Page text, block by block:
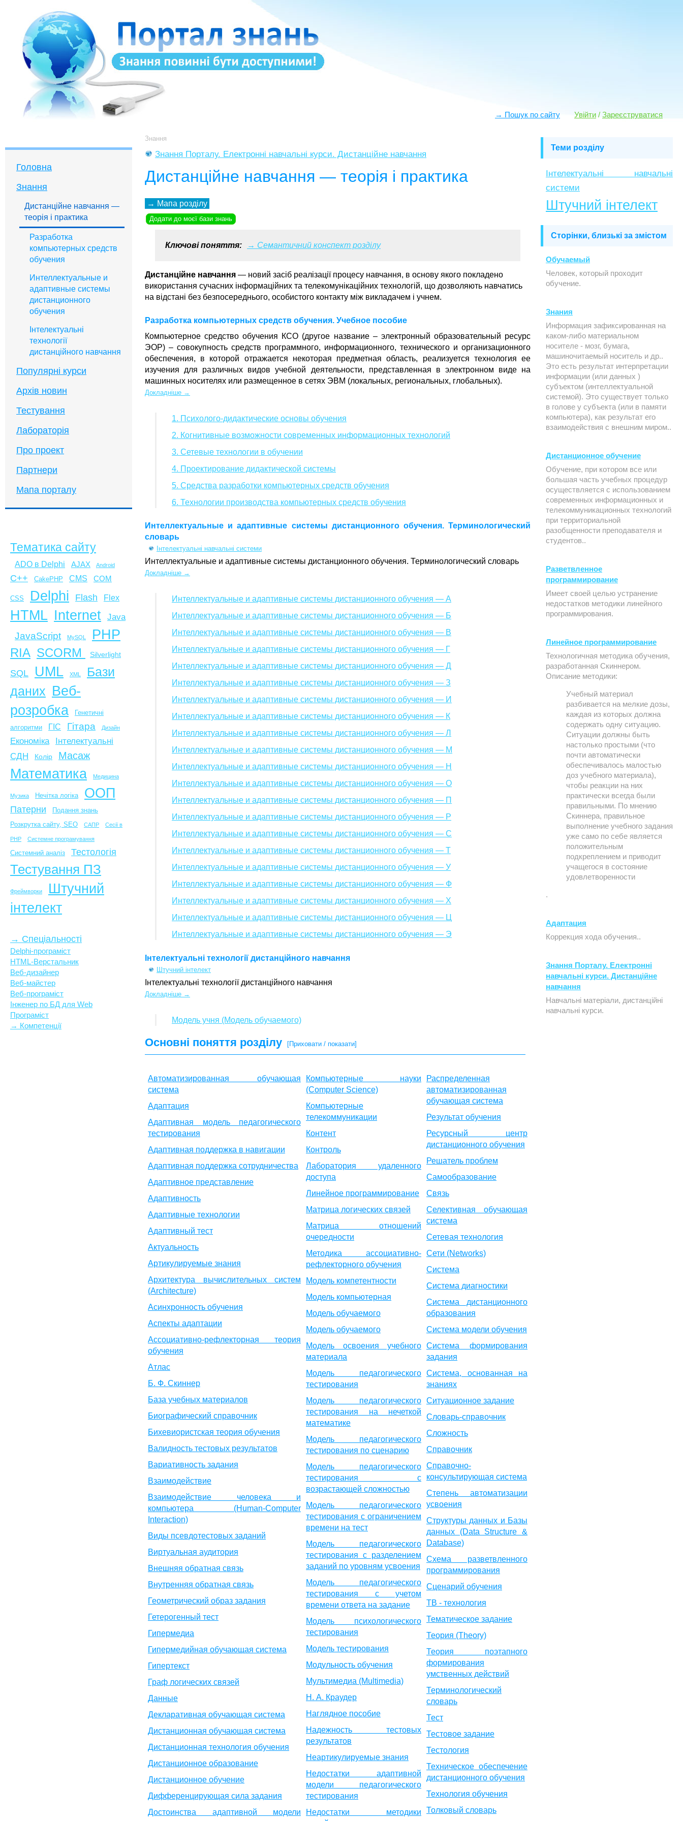
→ Пошук по сайту Увійти / Зареєструватися
Головна
Знання
Дистанційне навчання —
теорія і практика
Разработка
компьютерных средств
обучения
Интеллектуальные и
адаптивные системы
дистанционного
обучения
Інтелектуальні
технології
дистанційного навчання
Популярні курси
Архів новин
Тестування
Лабораторія
Про проект
Партнери
Мапа порталу
Тематика сайту
ADO в Delphi AJAX Android
C++ CakePHP CMS COM
CSS Delphi Flash Flex
HTML Internet Java
JavaScript MySQL PHP
RIA SCORM Silverlight
SQL UML XML
Бази
даних Веб-
розробка
Генетичні
алгоритми
ГІС Гітара Дизайн
Економіка
Інтелектуальні
СДН
Колір Масаж
Математика Медицина
Музика Нечітка логіка ООП
Патерни
Подання знань
Розкрутка сайту, SEO
САПР Сесії в
PHP Системне програмування
Системний аналіз Тестологія
Тестування ПЗ
Фреймворки
Штучний
інтелект
→ Спеціальності
Delphi-програміст
HTML-Верстальник
Веб-дизайнер
Веб-майстер
Веб-програміст
Інженер по БД для Web
Програміст
→ Компетенції
Знання
Знання Порталу. Електронні навчальні курси. Дистанційне навчання
Дистанційне навчання — теорія і практика
→ Мапа розділу
Додати до моєї бази знань
Ключові поняття: → Семантичний конспект розділу
Дистанційне навчання — новий засіб реалізації процесу навчання, в основу якого покладено
використання сучасних інформаційних та телекомунікаційних технологій, що дозволяють навчатись
на відстані без безпосереднього, особистого контакту між викладачем і учнем.
Разработка компьютерных средств обучения. Учебное пособие
Компьютерное средство обучения КСО (другое название – электронный образовательный ресурс
ЭОР) – совокупность средств программного, информационного, технического и организационного
обеспечения, в которой отражается некоторая предметная область, реализуется технология ее
изучения для различных видов учебной деятельности, представленная в электронном виде на
машинных носителях или размещенное в сетях ЭВМ (локальных, региональных, глобальных).
Докладніше →
1. Психолого-дидактические основы обучения
2. Когнитивные возможности современных информационных технологий
3. Сетевые технологии в обучении
4. Проектирование дидактической системы
5. Средства разработки компьютерных средств обучения
6. Технологии производства компьютерных средств обучения
Интеллектуальные и адаптивные системы дистанционного обучения. Терминологический
словарь
Інтелектуальні навчальні системи
Интеллектуальные и адаптивные системы дистанционного обучения. Терминологический словарь
Докладніше →
Интеллектуальные и адаптивные системы дистанционного обучения — А
Интеллектуальные и адаптивные системы дистанционного обучения — Б
Интеллектуальные и адаптивные системы дистанционного обучения — В
Интеллектуальные и адаптивные системы дистанционного обучения — Г
Интеллектуальные и адаптивные системы дистанционного обучения — Д
Интеллектуальные и адаптивные системы дистанционного обучения — З
Интеллектуальные и адаптивные системы дистанционного обучения — И
Интеллектуальные и адаптивные системы дистанционного обучения — К
Интеллектуальные и адаптивные системы дистанционного обучения — Л
Интеллектуальные и адаптивные системы дистанционного обучения — М
Интеллектуальные и адаптивные системы дистанционного обучения — Н
Интеллектуальные и адаптивные системы дистанционного обучения — О
Интеллектуальные и адаптивные системы дистанционного обучения — П
Интеллектуальные и адаптивные системы дистанционного обучения — Р
Интеллектуальные и адаптивные системы дистанционного обучения — С
Интеллектуальные и адаптивные системы дистанционного обучения — Т
Интеллектуальные и адаптивные системы дистанционного обучения — У
Интеллектуальные и адаптивные системы дистанционного обучения — Ф
Интеллектуальные и адаптивные системы дистанционного обучения — Х
Интеллектуальные и адаптивные системы дистанционного обучения — Ц
Интеллектуальные и адаптивные системы дистанционного обучения — Э
Інтелектуальні технології дистанційного навчання
Штучний інтелект
Інтелектуальні технології дистанційного навчання
Докладніше →
Модель учня (Модель обучаемого)
Основні поняття розділу [Приховати / показати]
Автоматизированная обучающая
система
Адаптация
Адаптивная модель педагогического
тестирования
Адаптивная поддержка в навигации
Адаптивная поддержка сотрудничества
Адаптивное представление
Адаптивность
Адаптивные технологии
Адаптивный тест
Актуальность
Артикулируемые знания
Архитектура вычислительных систем
(Architecture)
Асинхронность обучения
Аспекты адаптации
Ассоциативно-рефлекторная теория
обучения
Атлас
Б. Ф. Скиннер
База учебных материалов
Биографический справочник
Бихевиористская теория обучения
Валидность тестовых результатов
Вариативность задания
Взаимодействие
Взаимодействие человека и
компьютера (Human-Computer
Interaction)
Виды псевдотестовых заданий
Виртуальная аудитория
Внешняя обратная связь
Внутренняя обратная связь
Геометрический образ задания
Гетерогенный тест
Гипермедиа
Гипермедийная обучающая система
Гипертекст
Граф логических связей
Данные
Декларативная обучающая система
Дистанционная обучающая система
Дистанционная технология обучения
Дистанционное образование
Дистанционное обучение
Дифференцирующая сила задания
Достоинства адаптивной модели
Компьютерные науки
(Computer Science)
Компьютерные
телекоммуникации
Контент
Контроль
Лаборатория удаленного
доступа
Линейное программирование
Матрица логических связей
Матрица отношений
очередности
Методика ассоциативно-
рефлекторного обучения
Модель компетентности
Модель компьютерная
Модель обучаемого
Модель обучаемого
Модель освоения учебного
материала
Модель педагогического
тестирования
Модель педагогического
тестирования на нечеткой
математике
Модель педагогического
тестирования по сценарию
Модель педагогического
тестирования с
возрастающей сложностью
Модель педагогического
тестирования с ограничением
времени на тест
Модель педагогического
тестирования с разделением
заданий по уровням усвоения
Модель педагогического
тестирования с учетом
времени ответа на задание
Модель психологического
тестирования
Модель тестирования
Модульность обучения
Мультимедиа (Multimedia)
Н. А. Краудер
Наглядное пособие
Надежность тестовых
результатов
Неартикулируемые знания
Недостатки адаптивной
модели педагогического
тестирования
Недостатки методики
Распределенная
автоматизированная
обучающая система
Результат обучения
Ресурсный центр
дистанционного обучения
Решатель проблем
Самообразование
Связь
Селективная обучающая
система
Сетевая технология
Сети (Networks)
Система
Система диагностики
Система дистанционного
образования
Система модели обучения
Система формирования
задания
Система, основанная на
знаниях
Ситуационное задание
Словарь-справочник
Сложность
Справочник
Справочно-
консультирующая система
Степень автоматизации
усвоения
Структуры данных и Базы
данных (Data Structure &
Database)
Схема разветвленного
программирования
Сценарий обучения
ТВ - технология
Тематическое задание
Теория (Theory)
Теория поэтапного
формирования
умственных действий
Терминологический
словарь
Тест
Тестовое задание
Тестология
Техническое обеспечение
дистанционного обучения
Технология обучения
Толковый словарь
Теми розділу
Інтелектуальні навчальні
системи
Штучний інтелект
Сторінки, близькі за змістом
Обучаемый
Человек, который проходит
обучение.
Знания
Информация зафиксированная на
каком-либо материальном
носителе - мозг, бумага,
машиночитаемый носитель и др..
Это есть результат интерпретации
информации (или данных )
субъектом (интеллектуальной
системой). Это существует только
в голове у субъекта (или в памяти
компьютера), как результат его
взаимодействия с внешним миром..
Дистанционное обучение
Обучение, при котором все или
большая часть учебных процедур
осуществляется с использованием
современных информационных и
телекоммуникационных технологий
при территориальной
разобщенности преподавателя и
студентов..
Разветвленное
программирование
Имеет своей целью устранение
недостатков методики линейного
программирования.
Линейное программирование
Технологичная методика обучения,
разработанная Скиннером.
Описание методики:
Учебный материал
разбивается на мелкие дозы,
каждая из которых должна
содержать одну ситуацию.
Ситуации должны быть
настолько простыми (что
почти автоматически
обеспечивалось малостью
доз учебного материала),
чтобы реакции на них
практически всегда были
правильными. По мнению
Скиннера, правильное
выполнение учебного задания
уже само по себе является
положительным
подкреплением и приводит
учащегося в состояние
удовлетворенности
.
Адаптация
Коррекция хода обучения..
Знання Порталу. Електронні
навчальні курси. Дистанційне
навчання
Навчальні матеріали, дистанційні
навчальні курси.